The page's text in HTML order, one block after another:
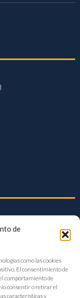
de
como las cookies
El consentimiento de
comportamiento de
consentir o retirar el
características y